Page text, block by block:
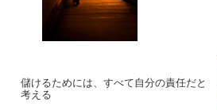
儲けるためには、すべて自分の責任だと
考える